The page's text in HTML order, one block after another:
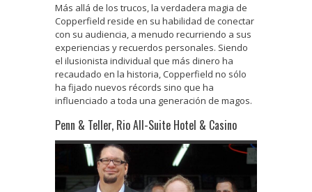
Más allá de los trucos, la verdadera magia de
Copperfield reside en su habilidad de conectar
con su audiencia, a menudo recurriendo a sus
experiencias y recuerdos personales. Siendo
el ilusionista individual que más dinero ha
recaudado en la historia, Copperfield no sólo
ha fijado nuevos récords sino que ha
influenciado a toda una generación de magos.
Penn & Teller, Rio All-Suite Hotel & Casino